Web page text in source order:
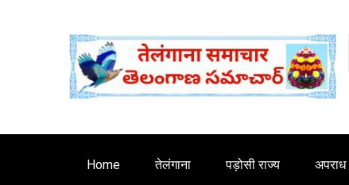
Home तेलंगाना पड़ोसी राज्य अपराध